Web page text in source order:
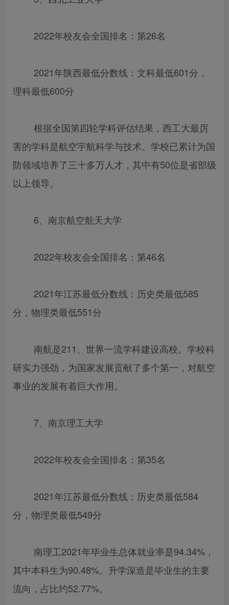
2022年校友会全国排名：第26名
2021年陕西最低分数线：文科最低601分，
理科最低600分
根据全国第四轮学科评估结果，西工大最厉
害的学科是航空宇航科学与技术。学校已累计为国
防领域培养了三十多万人才，其中有50位是省部级
以上领导。
6、南京航空航天大学
2022年校友会全国排名：第46名
2021年江苏最低分数线：历史类最低585
分，物理类最低551分
南航是211、世界一流学科建设高校。学校科
研实力强劲，为国家发展贡献了多个第一，对航空
事业的发展有着巨大作用。
7、南京理工大学
2022年校友会全国排名：第35名
2021年江苏最低分数线：历史类最低584
分，物理类最低549分
南理工2021年毕业生总体就业率是94.34%，
其中本科生为90.48%。升学深造是毕业生的主要
流向，占比约52.77%。